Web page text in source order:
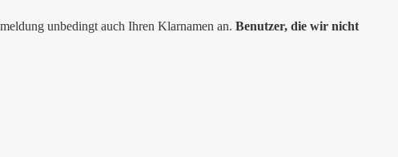
unbedingt auch Ihren Klarnamen an. Benutzer, die wir nicht